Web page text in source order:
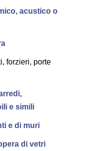
acustico o
forzieri, porte
e simili
e di muri
di vetri